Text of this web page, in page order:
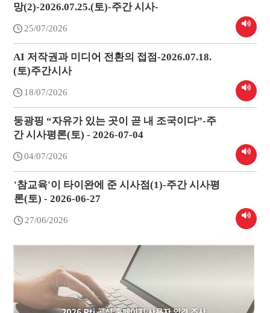
망(2)-2026.07.25.(토)-주간 시사-
25/07/2026
AI 저작권과 미디어 전환의 접점-2026.07.18.
(토)주간시사
18/07/2026
둥광핑 “자유가 있는 곳이 곧 내 조국이다”-주
간 시사평론(토) - 2026-07-04
04/07/2026
'참교육'이 타이완에 준 시사점(1)-주간 시사평
론(토) - 2026-06-27
27/06/2026